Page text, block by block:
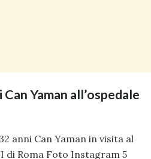
Yaman all’ospedale